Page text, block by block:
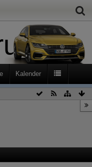
Kalender